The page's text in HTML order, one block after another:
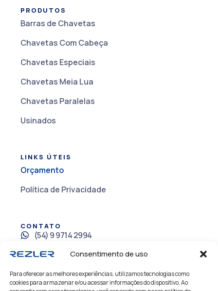
Consentimento de uso
Para oferecer as melhores experiências, utilizamos tecnologias como
cookies para armazenar e/ou acessar informações do dispositivo. Ao
PRODUTOS
Barras de Chavetas
Chavetas Com Cabeça
Chavetas Especiais
Chavetas Meia Lua
Chavetas Paralelas
Usinados
LINKS ÚTEIS
Orçamento
Política de Privacidade
CONTATO
(54) 9 9714 2994
+55 (54) 3021.8500
rezler@rezler.com.br
Rua Anselmo Crippa, 127 Caxias do Sul - RS